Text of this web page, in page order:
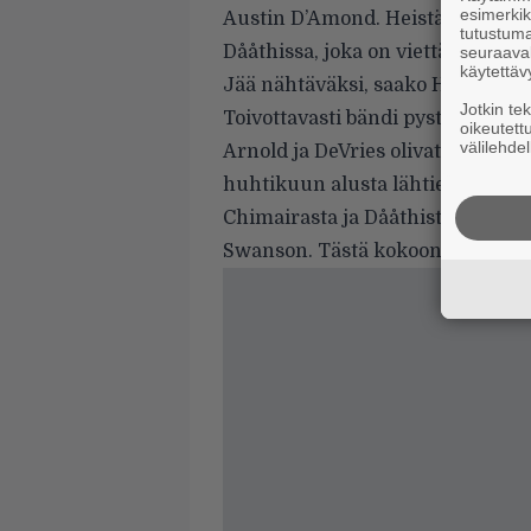
Austin D’Amond. Heistä
Dååthissa, joka on viettänyt pari
Jää nähtäväksi, saako Hunter
Toivottavasti bändi pystyy vielä
Arnold ja DeVries olivat
huhtikuun alusta lähtien.
Chimairasta ja Dååthista tuttu
Swanson. Tästä
Jotkin